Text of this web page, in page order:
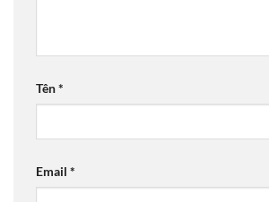
Tên*
Email *